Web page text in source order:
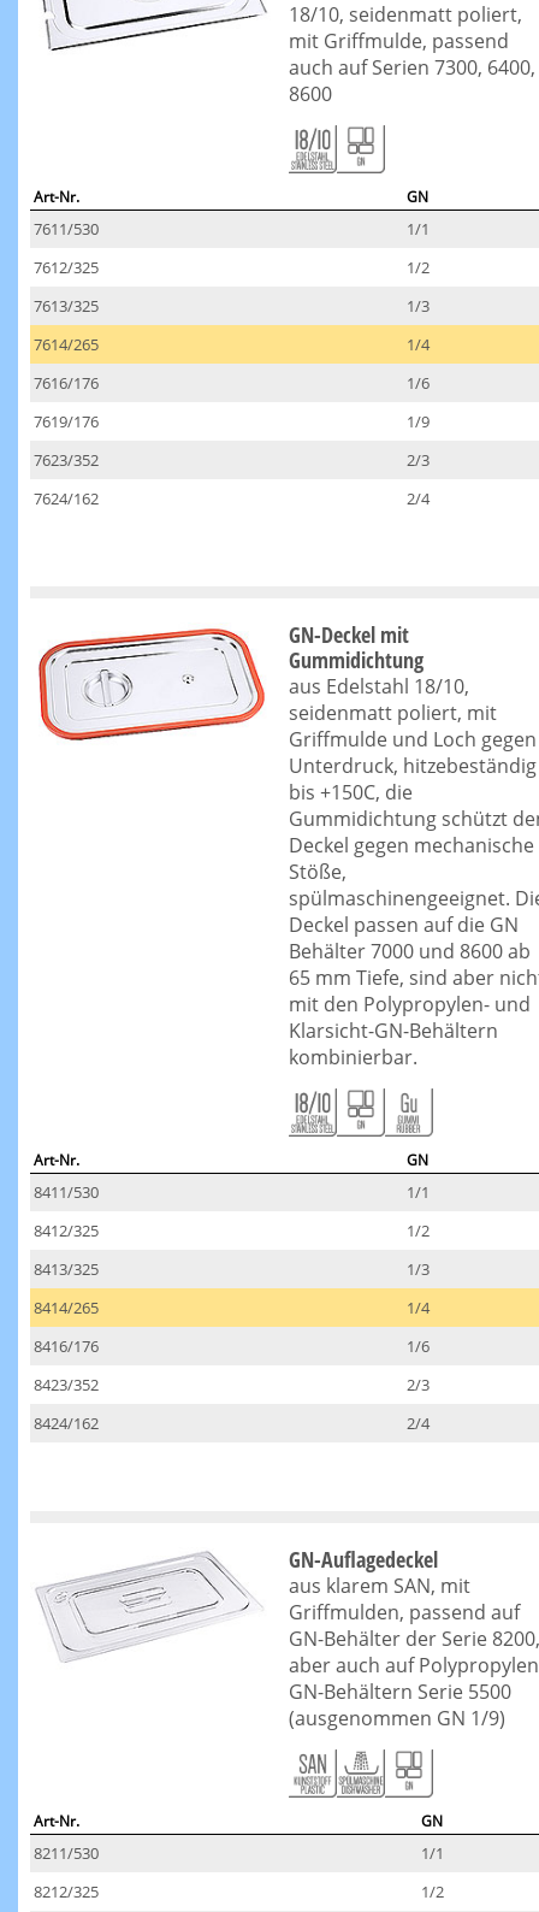
18/10, seidenmatt poliert,
mit Griffmulde, passend
auch auf Serien 7300, 6400,
8600
Art-Nr. GN
7611/530
1/1
7612/325
1/2
7613/325
1/3
7614/265
1/4
7616/176
1/6
7619/176
1/9
7623/352
2/3
7624/162
2/4
GN-Deckel mit
Gummidichtung
aus Edelstahl 18/10,
seidenmatt poliert, mit
Griffmulde und Loch gegen
Unterdruck, hitzebeständig
bis +150C, die
Gummidichtung schützt
Deckel gegen mechanische
Stöße,
spülmaschinengeeignet.
Deckel passen auf die GN
Behälter 7000 und 8600 ab
65 mm Tiefe, sind aber
mit den Polypropylen- und
Klarsicht-GN-Behältern
kombinierbar.
Art-Nr. GN
8411/530
1/1
8412/325
1/2
8413/325
1/3
8414/265
1/4
8416/176
1/6
8423/352
2/3
8424/162
2/4
GN-Auflagedeckel
aus klarem SAN, mit
Griffmulden, passend auf
GN-Behälter der Serie 8200,
aber auch auf
GN-Behältern Serie 5500
(ausgenommen GN 1/9)
Art-Nr. GN
8211/530
1/1
8212/325
1/2